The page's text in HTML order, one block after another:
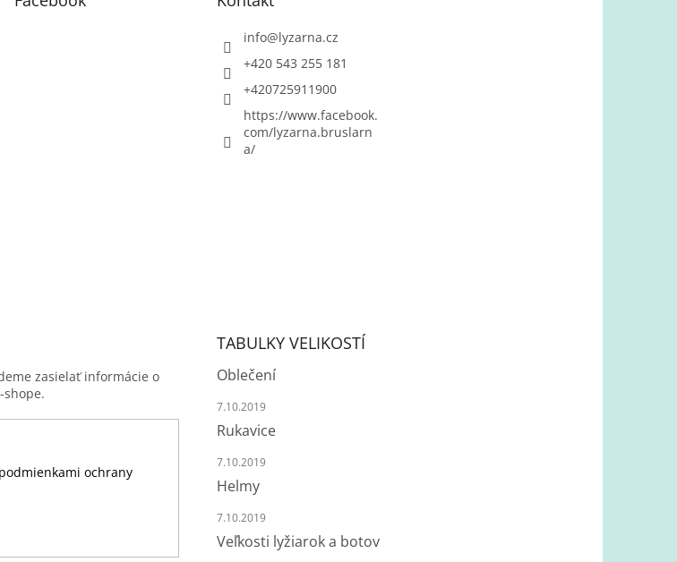
info@lyzarna.cz
+420 543 255 181
+420725911900
https://www.facebook.
com/lyzarna.bruslarn
a/
zasielať informácie o
shope.
podmienkami ochrany
TABULKY VELIKOSTÍ
Oblečení
7.10.2019
Rukavice
7.10.2019
Helmy
7.10.2019
Veľkosti lyžiarok a botov